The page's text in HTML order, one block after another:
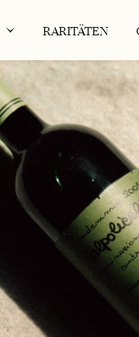
RARITÄTEN